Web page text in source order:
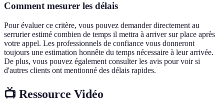
Comment mesurer les délais
Pour évaluer ce critère, vous pouvez demander directement au
serrurier estimé combien de temps il mettra à arriver sur place après
votre appel. Les professionnels de confiance vous donneront
toujours une estimation honnête du temps nécessaire à leur arrivée.
De plus, vous pouvez également consulter les avis pour voir si
d'autres clients ont mentionné des délais rapides.
📺 Ressource Vidéo